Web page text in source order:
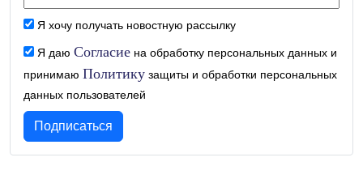
Я хочу получать новостную рассылку
Я даю Согласие на обработку персональных данных и
принимаю Политику защиты и обработки персональных
данных пользователей